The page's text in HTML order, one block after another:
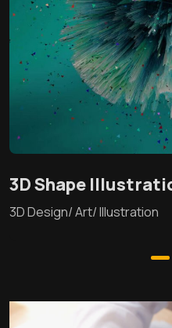
3D Shape
3D Design/ Art/ Illustration